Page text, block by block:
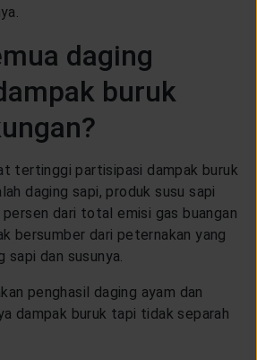
daging
buruk
tertinggi partisipasi dampak buruk
daging sapi, produk susu sapi
dari total emisi gas buangan
bersumber dari peternakan yang
sapi dan susunya.
penghasil daging ayam dan
dampak buruk tapi tidak separah